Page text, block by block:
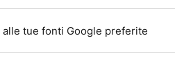
alle tue fonti Google preferite